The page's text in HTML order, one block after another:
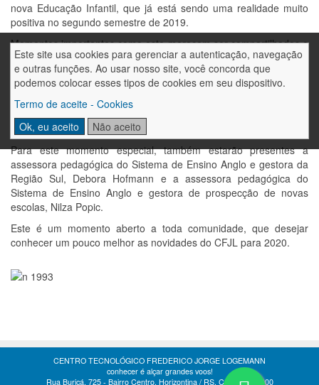
Este site usa cookies para gerenciar a autenticação, navegação
e outras funções. Ao usar nosso site, você concorda que
podemos colocar esses tipos de cookies em seu dispositivo.
Termo de aceite - Cookies
Ok, eu aceito
Não aceito
nova Educação Infantil, que já está sendo uma realidade muito
positiva no segundo semestre de 2019.
Momentos importantes como este merecem ser compartilhados e
conhecidos pela comunidade onde a escola está inserida. Neste
sentido, o CFJL promove na próxima quarta-feira, dia 27, às
19h15min, a apresentação da Campanha de Matrículas para
2020. Tendo em vista a proximidade da escola com o Ensino
Superior, o evento será realizado no auditório da FAHOR –
Campus Arnoldo Schneider.
Para este momento especial, também estarão presentes a
assessora pedagógica do Sistema de Ensino Anglo e gestora da
Região Sul, Debora Hofmann e a assessora pedagógica do
Sistema de Ensino Anglo e gestora de prospecção de novas
escolas, Nilza Popic.
Este é um momento aberto a toda comunidade, que desejar
conhecer um pouco melhor as novidades do CFJL para 2020.
CENTRO TECNOLÓGICO FREDERICO JORGE LOGEMANN
conhecer é alçar grandes voos!
Rua Buricá, 725 - Bairro Centro. Horizontina / RS. CEP 98920-000